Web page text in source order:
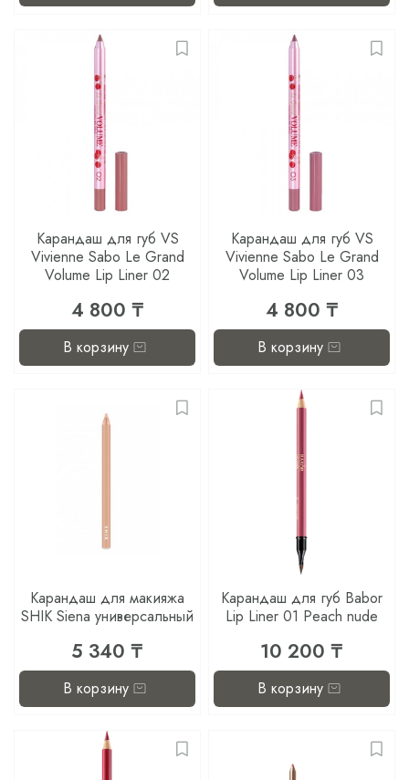
Карандаш для губ VS
Vivienne Sabo Le Grand
Volume Lip Liner 02
4 800 ₸
В корзину
Карандаш для губ VS
Vivienne Sabo Le Grand
Volume Lip Liner 03
4 800 ₸
В корзину
Карандаш для макияжа
SHIK Siena универсальный
5 340 ₸
В корзину
Карандаш для губ Babor
Lip Liner 01 Peach nude
10 200 ₸
В корзину